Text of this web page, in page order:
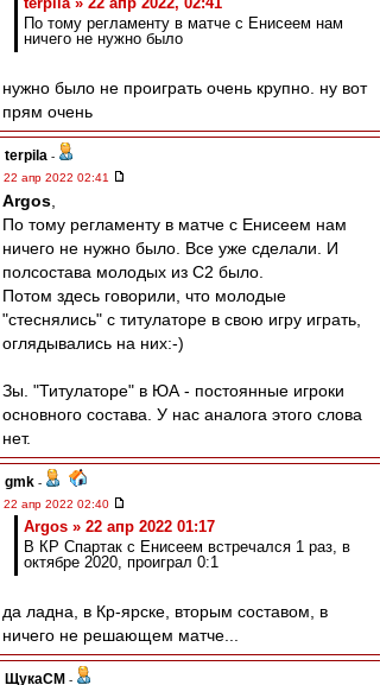
По тому регламенту в матче с Енисеем нам
ничего не нужно было
нужно было не проиграть очень крупно. ну вот
прям очень
terpila -
22 апр 2022 02:41
Argos
По тому регламенту в матче с Енисеем нам
ничего не нужно было. Все уже сделали. И
полсостава молодых из С2 было.
Потом здесь говорили, что молодые
"стеснялись" с титулаторе в свою игру играть,
оглядывались на них:-)
Зы. "Титулаторе" в ЮА - постоянные игроки
основного состава. У нас аналога этого слова
нет.
gmk -
22 апр 2022 02:40
Argos » 22 апр 2022 01:17
В КР Спартак с Енисеем встречался 1 раз, в
октябре 2020, проиграл 0:1
да ладна, в Кр-ярске, вторым составом, в
ничего не решающем матче...
ЩукаСМ -